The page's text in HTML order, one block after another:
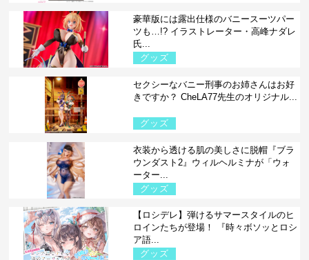
豪華版には露出仕様のバニースーツパー
ツも…!? イラストレーター・高峰ナダレ
氏...
グッズ
セクシーなバニー刑事のお姉さんはお好
きですか？ CheLA77先生のオリジナル...
グッズ
衣装から透ける肌の美しさに脱帽『ブラ
ウンダスト2』ウィルヘルミナが「ウォ
ーター...
グッズ
【ロシデレ】弾けるサマースタイルのヒ
ロインたちが登場！ 『時々ボソッとロシ
ア語...
グッズ